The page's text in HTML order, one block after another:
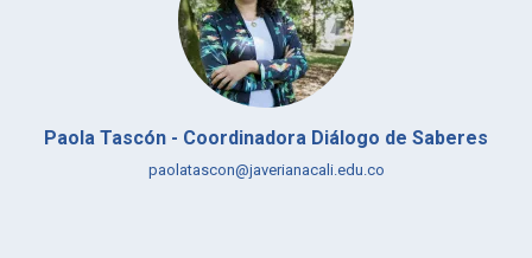
Paola Tascón - Coordinadora Diálogo de Saberes
paolatascon@javerianacali.edu.co